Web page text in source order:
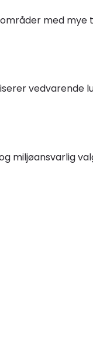
med mye
vedvarende
miljøansvarlig